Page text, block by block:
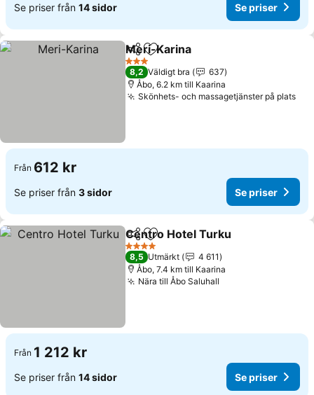
Se priser från 14 sidor Se priser
Dela Lägg till i Mina Favoriter
Meri-Karina
3 Stjärnor
8,2 Väldigt bra
637
Åbo, 6.2 km till Kaarina
Skönhets- och massagetjänster på platsSe
Från 612 kr
Se priser från 3 sidor Se priser
Dela Lägg till i Mina Favoriter
Centro Hotel Turku
4 Stjärnor
8,5 Utmärkt
4 611
Åbo, 7.4 km till Kaarina
Nära till Åbo Saluhall
Från 1 212 kr
Se priser från 14 sidor Se priser